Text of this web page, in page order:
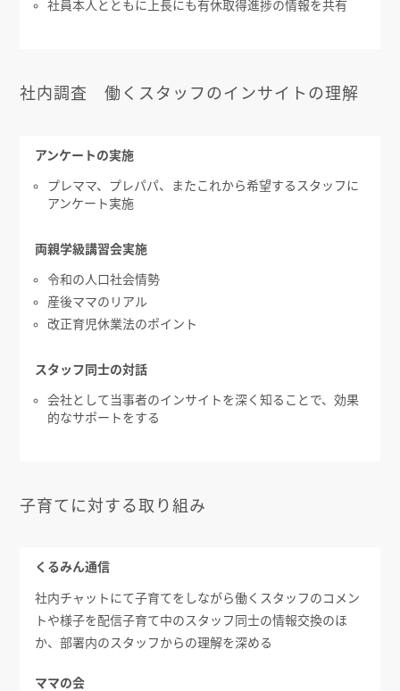
社員本人とともに上長にも有休取得進捗の情報を共有
社内調査 働くスタッフのインサイトの理解
アンケートの実施
プレママ、プレパパ、またこれから希望するスタッフに
アンケート実施
両親学級講習会実施
令和の人口社会情勢
産後ママのリアル
改正育児休業法のポイント
スタッフ同士の対話
会社として当事者のインサイトを深く知ることで、効果
的なサポートをする
子育てに対する取り組み
くるみん通信
社内チャットにて子育てをしながら働くスタッフのコメン
トや様子を配信子育て中のスタッフ同士の情報交換のほ
か、部署内のスタッフからの理解を深める
ママの会